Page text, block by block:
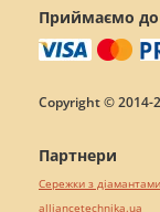
Приймаємо
Copyright © 2014-
Партнери
Сережки з діамантами
alliancetechnika.ua